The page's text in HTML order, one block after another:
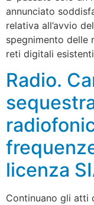
annunciato
relativa all’avvio
spegnimento delle
reti digitali
Radio.
licenza
Continuano gli atti